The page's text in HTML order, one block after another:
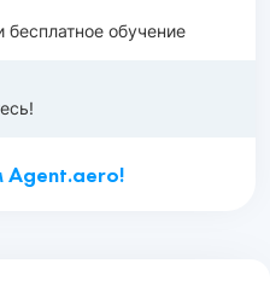
обучение
Agent.aero!